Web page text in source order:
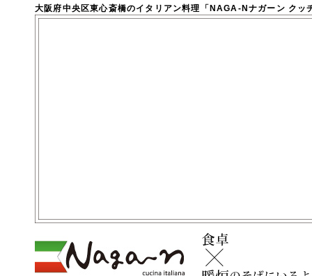
大阪府中央区東心斎橋のイタリアン料理「NAGA-Nナガーン クッ